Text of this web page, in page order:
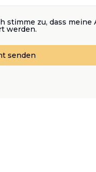
stimme zu, dass
werden.
senden